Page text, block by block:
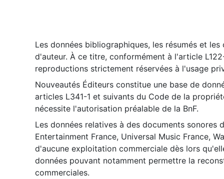
Les données bibliographiques, les résumés et
d'auteur. À ce titre, conformément à l'article
reproductions strictement réservées à l'usage
Nouveautés Éditeurs constitue une base de
articles L341-1 et suivants du Code de la
nécessite l'autorisation préalable de la BnF.
Les données relatives à des documents sonores
Entertainment France, Universal Music France,
d'aucune exploitation commerciale dès lors
données pouvant notamment permettre la
commerciales.